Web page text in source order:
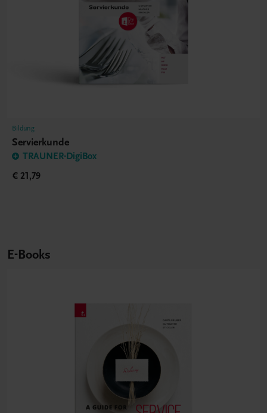
Bildung
Servierkunde
TRAUNER-DigiBox
€ 21,79
E-Books